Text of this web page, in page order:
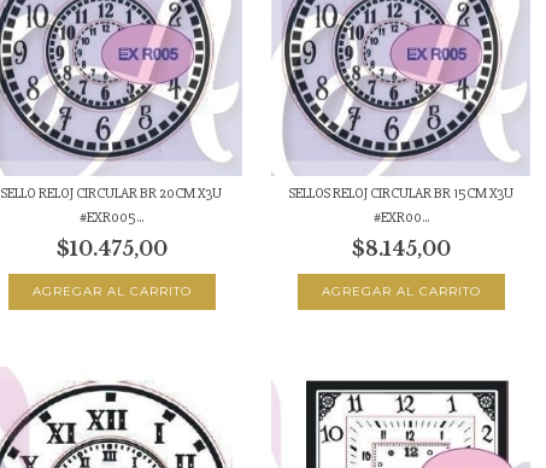
SELLO RELOJ CIRCULAR BR 20CM X3U
#EXR005...
$10.475,00
SELLOS RELOJ CIRCULAR BR 15CM X3U
#EXR00...
$8.145,00